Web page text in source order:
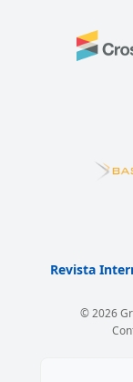
Revista
© 2026